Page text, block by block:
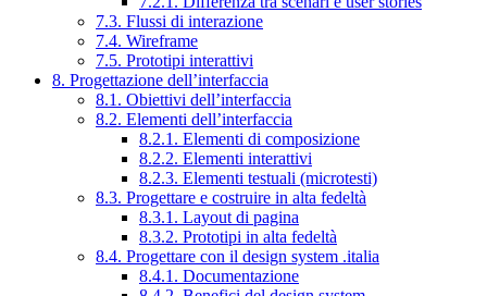
7.3. Flussi di interazione
7.4. Wireframe
7.5. Prototipi interattivi
8. Progettazione dell’interfaccia
8.1. Obiettivi dell’interfaccia
8.2. Elementi dell’interfaccia
8.2.1. Elementi di composizione
8.2.2. Elementi interattivi
8.2.3. Elementi testuali (microtesti)
8.3. Progettare e costruire in alta fedeltà
8.3.1. Layout di pagina
8.3.2. Prototipi in alta fedeltà
8.4. Progettare con il design system .italia
8.4.1. Documentazione